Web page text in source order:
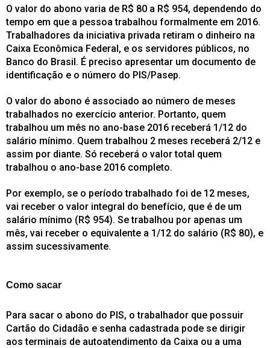
O valor do abono varia de R$ 80 a R$ 954, dependendo do
tempo em que a pessoa trabalhou formalmente em 2016.
Trabalhadores da iniciativa privada retiram o dinheiro na
Caixa Econômica Federal, e os servidores públicos, no
Banco do Brasil. É preciso apresentar um documento de
identificação e o número do PIS/Pasep.
O valor do abono é associado ao número de meses
trabalhados no exercício anterior. Portanto, quem
trabalhou um mês no ano-base 2016 receberá 1/12 do
salário mínimo. Quem trabalhou 2 meses receberá 2/12 e
assim por diante. Só receberá o valor total quem
trabalhou o ano-base 2016 completo.
Por exemplo, se o período trabalhado foi de 12 meses,
vai receber o valor integral do benefício, que é de um
salário mínimo (R$ 954). Se trabalhou por apenas um
mês, vai receber o equivalente a 1/12 do salário (R$ 80), e
assim sucessivamente.
Como sacar
Para sacar o abono do PIS, o trabalhador que possuir
Cartão do Cidadão e senha cadastrada pode se dirigir
aos terminais de autoatendimento da Caixa ou a uma